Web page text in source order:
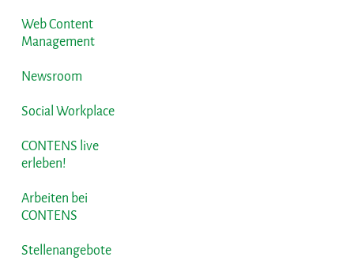
Web Content
Management
Newsroom
Social Workplace
CONTENS live
erleben!
Arbeiten bei
CONTENS
Stellenangebote